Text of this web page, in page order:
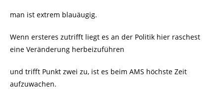
man ist extrem blauäugig.
Wenn ersteres zutrifft liegt es an der Politik hier raschest
eine Veränderung herbeizuführen
und trifft Punkt zwei zu, ist es beim AMS höchste Zeit
aufzuwachen.